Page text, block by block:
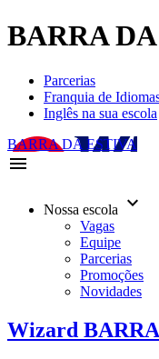
BARRA
Parcerias
Franquia de
Inglês na sua escola
BARRA DA ESTIVA
menu
Nossa escola keyboard_arrow_down
Vagas
Equipe
Parcerias
Promoções
Novidades
Wizard